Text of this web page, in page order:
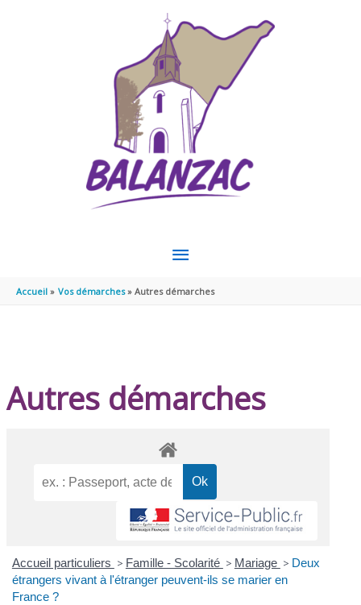
MENU
PRINCIPAL
Accueil Vos démarches Autres démarches
Autres démarches
Accueil particuliers > Famille - Scolarité > Mariage > Deux
étrangers vivant à l'étranger peuvent-ils se marier en
France ?